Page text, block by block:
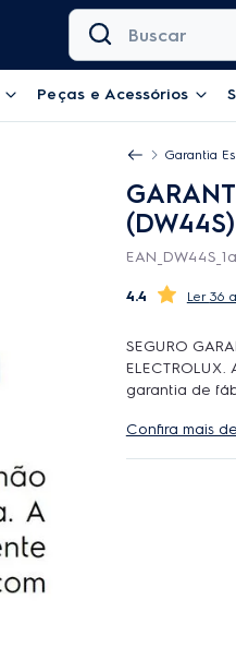
Buscar
Peças e Acessórios
Garantia
(DW44S)
4.4 36
SEGURO
garantia de
Rede
durante a
Confira mais